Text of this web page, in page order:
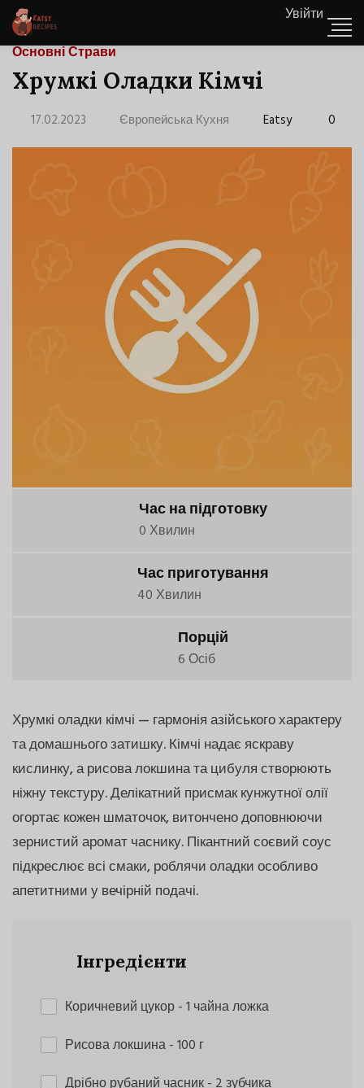
Увійти
Основні Страви
Хрумкі Оладки Кімчі
17.02.2023 Європейська Кухня Eatsy 0
Час на підготовку
0 Хвилин
Час приготування
40 Хвилин
Порцій
6 Осіб
Хрумкі оладки кімчі — гармонія азійського характеру
та домашнього затишку. Кімчі надає яскраву
кислинку, а рисова локшина та цибуля створюють
ніжну текстуру. Делікатний присмак кунжутної олії
огортає кожен шматочок, витончено доповнюючи
зернистий аромат часнику. Пікантний соєвий соус
підкреслює всі смаки, роблячи оладки особливо
апетитними у вечірній подачі.
Інгредієнти
Коричневий цукор- 1 чайна ложка
Рисова локшина- 100 г